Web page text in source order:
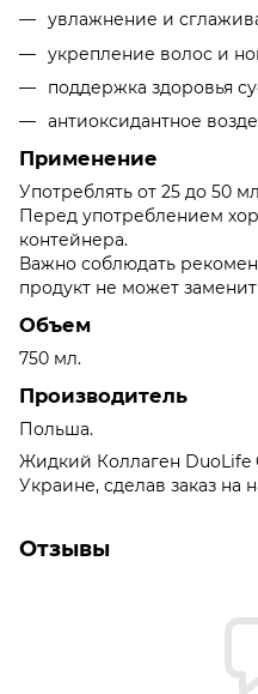
увлажнение и
укрепление волос и
поддержка здоровья
антиоксидантное
Применение
Употреблять от 25 до 50
Перед употреблением
контейнера.
Важно соблюдать
продукт не может
Объем
750 мл.
Производитель
Польша.
Жидкий Коллаген DuoLife
Украине, сделав заказ на
Отзывы